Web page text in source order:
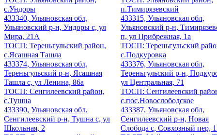
с.Ундоры
433340, Ульяновская обл,
Ульяновский р-н, Ундоры с, ул
Мира, 21А
п.Тимирязевский
433315, Ульяновская обл,
Ульяновский р-н,
п, ул Прибрежная, 1а
ТОСП: Тереньгульский район,
с.Ясашная Ташла
433374, Ульяновская обл,
Тереньгульский р-н, Ясашная
Ташла с, ул Ленина, 86а
ТОСП: Тереньгульский
с.Подкуровка
433376, Ульяновская обл,
Тереньгульский р-н,
ул Центральная, 71
ТОСП: Сенгилеевский район,
с.Тушна
433390, Ульяновская обл,
Сенгилеевский р-н, Тушна с, ул
Школьная, 2
ТОСП: Сенгилеевский
с.пос.Новослободское
433387, Ульяновская обл,
Сенгилеевский р-н, Новая
Слобода с, Совхозный пер,